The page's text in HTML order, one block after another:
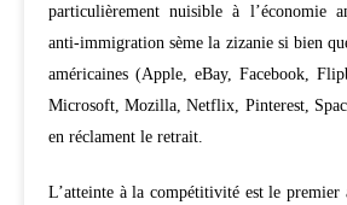
particulièrement nuisible à l’économie
anti-immigration sème la zizanie si bien
américaines (Apple, eBay, Facebook,
Microsoft, Mozilla, Netflix, Pinterest,
en réclament le retrait.
L’atteinte à la compétitivité est le premier